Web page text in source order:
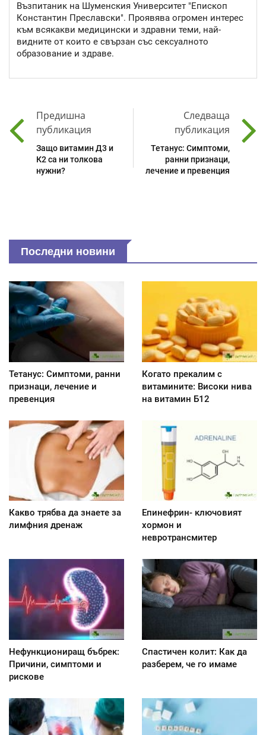
Възпитаник на Шуменския Университет "Епископ
Константин Преславски". Проявява огромен интерес
към всякакви медицински и здравни теми, най-
видните от които е свързан със сексуалното
образование и здраве.
Предишна
публикация
Защо витамин Д3 и
К2 са ни толкова
нужни?
Следваща
публикация
Тетанус: Симптоми,
ранни признаци,
лечение и превенция
Последни новини
Тетанус: Симптоми, ранни
признаци, лечение и
превенция
Когато прекалим с
витамините: Високи нива
на витамин Б12
Какво трябва да знаете за
лимфния дренаж
Епинефрин- ключовият
хормон и
невротрансмитер
Нефункциониращ бъбрек:
Причини, симптоми и
рискове
Спастичен колит: Как да
разберем, че го имаме